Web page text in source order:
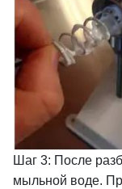
Шаг 3: После
мыльной воде.